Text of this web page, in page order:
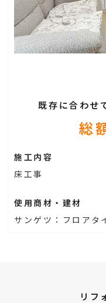
既存に合わせ
総
施工内容
床工事
使用商材・建材
サンゲツ：フロアタ
リフ